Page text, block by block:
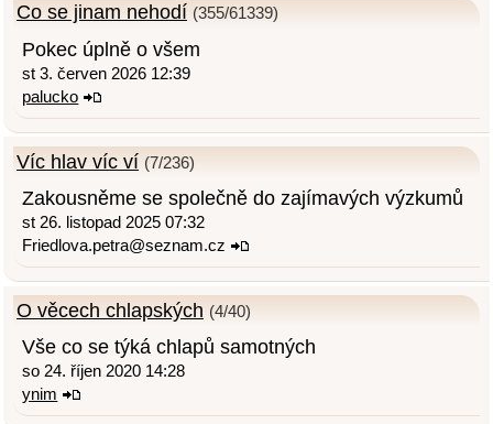
Co se jinam nehodí (355/61339)
Pokec úplně o všem
st 3. červen 2026 12:39
palucko
Víc hlav víc ví (7/236)
Zakousněme se společně do zajímavých výzkumů
st 26. listopad 2025 07:32
Friedlova.petra@seznam.cz
O věcech chlapských (4/40)
Vše co se týká chlapů samotných
so 24. říjen 2020 14:28
ynim